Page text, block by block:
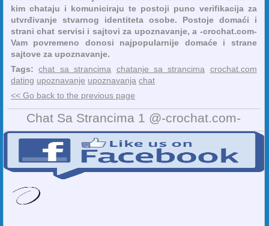
kim chataju i komuniciraju te postoji puno verifikacija za
utvrđivanje stvarnog identiteta osobe. Postoje domaći i
strani chat servisi i sajtovi za upoznavanje, a -crochat.com-
Vam povremeno donosi najpopularnije domaće i strane
sajtove za upoznavanje.
Tags: chat sa strancima chatanje sa strancima
crochat.com
dating upoznavanje upoznavanja chat
<< Go back to the previous page
Chat Sa Strancima 1 @-crochat.com-